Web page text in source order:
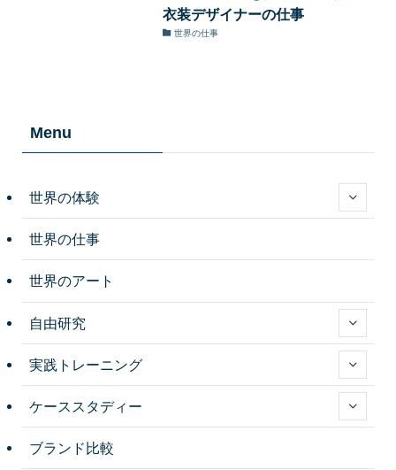
衣装デザイナーの仕事
世界の仕事
Menu
世界の体験
世界の仕事
世界のアート
自由研究
実践トレーニング
ケーススタディー
ブランド比較